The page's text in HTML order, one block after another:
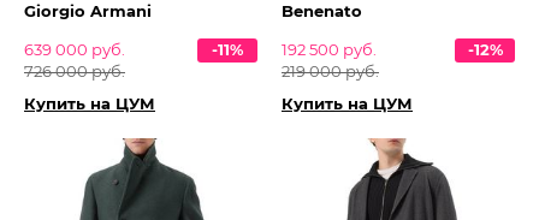
Giorgio Armani
639 000 руб.
726 000 руб.
-11%
Купить на ЦУМ
Benenato
192 500 руб.
219 000 руб.
-12%
Купить на ЦУМ